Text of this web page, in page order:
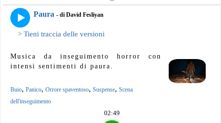
Paura - di David Fesliyan
> Tieni traccia delle versioni
Musica da inseguimento horror con
intensi sentimenti di paura.
Buio, Panico, Orrore spaventoso, Suspense, Scena
dell'inseguimento
02:49